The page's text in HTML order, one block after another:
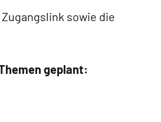
sowie die
geplant: